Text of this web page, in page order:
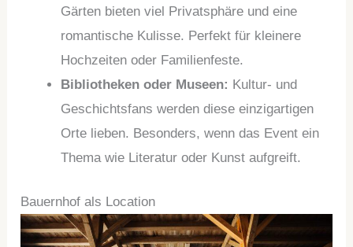
Gärten bieten viel Privatsphäre und eine
romantische Kulisse. Perfekt für kleinere
Hochzeiten oder Familienfeste.
Bibliotheken oder Museen: Kultur- und
Geschichtsfans werden diese einzigartigen
Orte lieben. Besonders, wenn das Event ein
Thema wie Literatur oder Kunst aufgreift.
Bauernhof als Location